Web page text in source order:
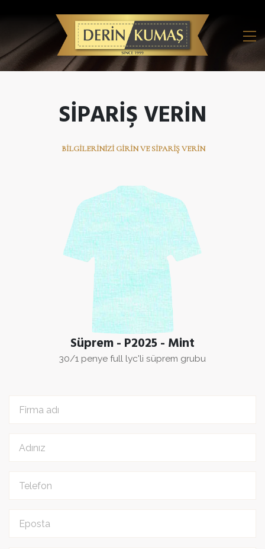
SIPARIŞ VERIN
BILGILERINIZI GIRIN VE SIPARIŞ VERIN
Süprem - P2025 - Mint
30/1 penye full lyc'li süprem grubu